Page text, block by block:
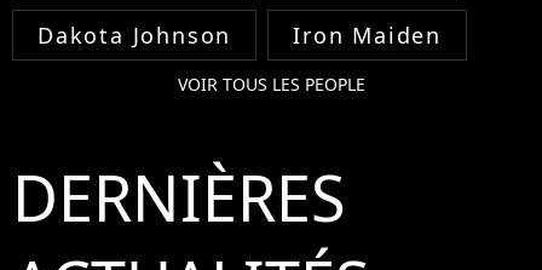
Dakota Johnson Iron Maiden
VOIR TOUS LES PEOPLE
DERNIÈRES